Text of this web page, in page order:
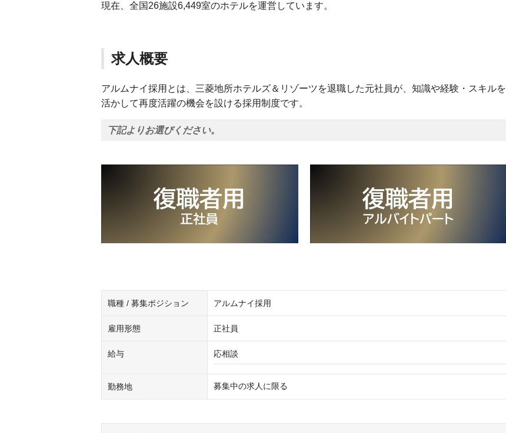
現在、全国26施設6,449室のホテルを運営しています。
求人概要
アルムナイ採用とは、三菱地所ホテルズ＆リゾーツを退職した元社員が、知識や経験・スキルを
活かして再度活躍の機会を設ける採用制度です。
下記よりお選びください。
職種 / 募集ポジション アルムナイ採用
雇用形態 正社員
給与 応相談
勤務地 募集中の求人に限る